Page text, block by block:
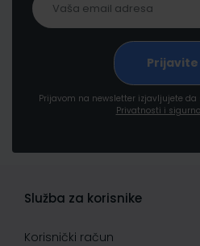
Prijavom na newsletter izjavljujete
Privatnosti i
Služba za korisnike
Korisnički račun